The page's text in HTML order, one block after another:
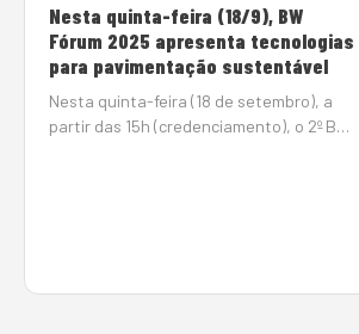
Nesta quinta-feira (18/9), BW
Fórum 2025 apresenta tecnologias
para pavimentação sustentável
Nesta quinta-feira (18 de setembro), a
partir das 15h (credenciamento), o 2º BW